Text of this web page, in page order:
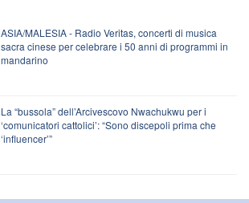
ASIA/MALESIA - Radio Veritas, concerti di musica
sacra cinese per celebrare i 50 anni di programmi in
mandarino
La “bussola” dell’Arcivescovo Nwachukwu per i
‘comunicatori cattolici’: “Sono discepoli prima che
‘influencer’”